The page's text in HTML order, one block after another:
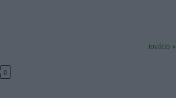
tovább »
0